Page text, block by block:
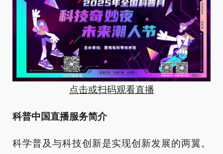
点击或扫码观看直播
科普中国直播服务简介
科学普及与科技创新是实现创新发展的两翼。